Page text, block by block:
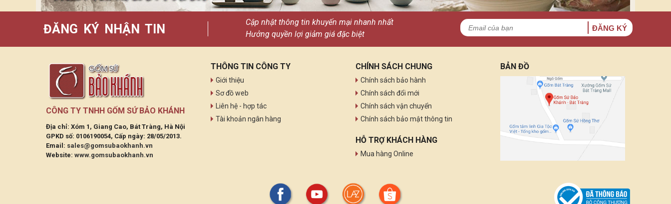
ĐĂNG KÝ NHẬN TIN
Cập nhật thông tin khuyến mại nhanh nhất
Hưởng quyền lợi giảm giá đặc biệt
ĐĂNG KÝ
CÔNG TY TNHH GỐM SỨ BẢO KHÁNH
Địa chỉ: Xóm 1, Giang Cao, Bát Tràng, Hà Nội
GPKD số: 0106190054, Cấp ngày: 28/05/2013.
Email: sales@gomsubaokhanh.vn
Website: www.gomsubaokhanh.vn
THÔNG TIN CÔNG TY
Giới thiệu
Sơ đồ web
Liên hệ - hợp tác
Tài khoản ngân hàng
CHÍNH SÁCH CHUNG
Chính sách bảo hành
Chính sách đổi mới
Chính sách vận chuyển
Chính sách bảo mật thông tin
HỖ TRỢ KHÁCH HÀNG
Mua hàng Online
BẢN ĐỒ